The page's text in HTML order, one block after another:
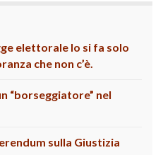
elettorale lo si fa solo
che non c’è.
“borseggiatore” nel
sulla Giustizia